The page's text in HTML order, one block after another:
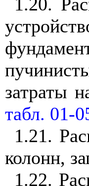
затраты
табл. 01-
1.21.
колонн,
1.22.